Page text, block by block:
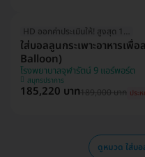
HD ออกค่าประเมินให้! สูงสุด 1500 บ.
ใส่บอลลูนกระเพาะอาหารเ
Balloon)
โรงพยาบาลจุฬารัตน์ 9 แอร์พอร์ต
สมุทรปราการ
185,220 บาท189,000 บาท ประ
ดูหมวด ใส่บอ